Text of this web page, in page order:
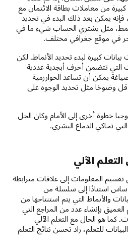
كبيرة من معاملات بطاقة الائتمان مع
فإنه يمكن بعد ذلك البدء في تحديد
نمط، مثل يشتري الحساب شيء ما في
في موقع جغرافي مختلف.
كبيرة لبدء تحديد الأنماط. لكن
التي تتضمن أحرف أبجدية عددية
يمكن أن تساعد الخوارزمية
وضوحًا مثل تحديد الوجوه على
التكنولوجيا خطوة أخرى إلى الأمام وكان الحل
تحاكي الدماغ البشري.
الآلي
المعلومات إلى علاقات مترابطة
استنادًا إلى سلسلة من
والأنماط التي يتم استنتاجها من
العميق بإنشاء عدد من المراجع التي
كما هو الحال مع التعلم الآلي
للتعلم، زاد تحسن نتائج التعلم